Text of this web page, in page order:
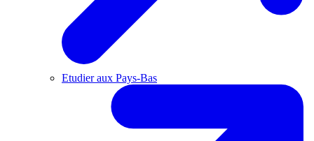
Etudier aux Pays-Bas